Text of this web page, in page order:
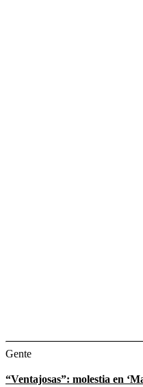
Gente
“Ventajosas”: molestia en